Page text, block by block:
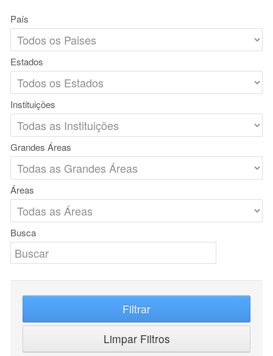
País
Estados
Instituições
Grandes Áreas
Áreas
Busca
Filtrar
Limpar Filtros